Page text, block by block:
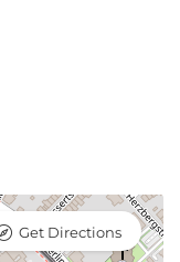
Get Directions